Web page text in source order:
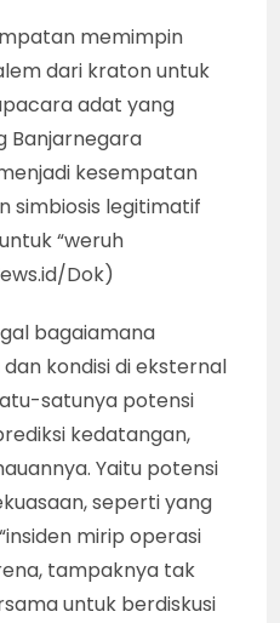
memimpin
dari kraton untuk
adat yang
Banjarnegara
kesempatan
simbiosis legitimatif
“weruh
Dok)
bagaiamana
kondisi di eksternal
satunya potensi
kedatangan,
Yaitu potensi
seperti yang
mirip operasi
tampaknya tak
untuk berdiskusi